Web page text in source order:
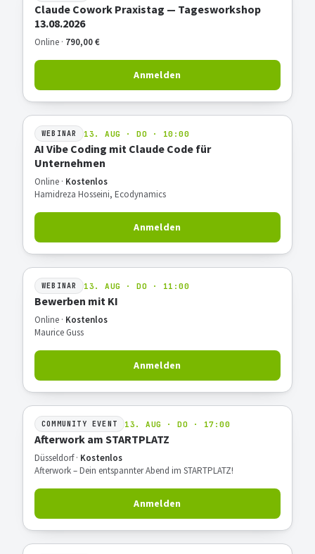
Claude Cowork Praxistag — Tagesworkshop
13.08.2026
Online · 790,00 €
Anmelden
WEBINAR 13. AUG · DO · 10:00
AI Vibe Coding mit Claude Code für
Unternehmen
Online · Kostenlos
Hamidreza Hosseini, Ecodynamics
Anmelden
WEBINAR 13. AUG · DO · 11:00
Bewerben mit KI
Online · Kostenlos
Maurice Guss
Anmelden
COMMUNITY EVENT 13. AUG · DO · 17:00
Afterwork am STARTPLATZ
Düsseldorf · Kostenlos
Afterwork – Dein entspannter Abend im STARTPLATZ!
Anmelden